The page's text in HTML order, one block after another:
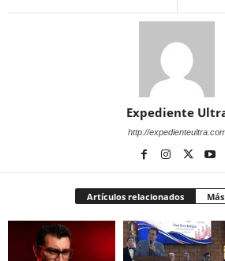
Expediente
http://
Artículos relacionados